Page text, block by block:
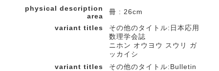
physical description
area
冊 : 26cm
variant titles
その他のタイトル:日本応用
数理学会誌
ニホン オウヨウ スウリ ガ
ッカイシ
variant titles
その他のタイトル:Bulletin